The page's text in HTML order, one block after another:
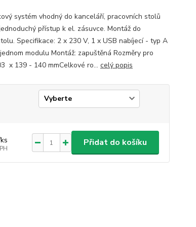
systém vhodný do kanceláří, pracovních stolů
přístup k el. zásuvce. Montáž do
Specifikace: 2 x 230 V, 1 x USB nabíjecí - typ A
modulu Montáž: zapuštěná Rozměry pro
x 139 - 140 mmCelkové ro... celý popis
ks Přidat do košíku